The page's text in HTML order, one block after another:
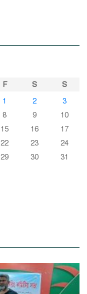
F S
S
1
2
3
8 9
10
15 16
17
22 23
24
29 30
31